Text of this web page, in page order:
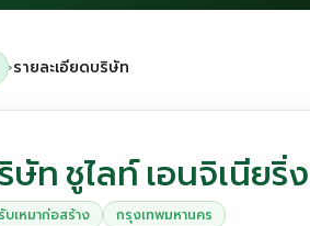
›รายละเอียดบริษัท
ษัท ชูไลท์ เอนจิเนียริ่
บเหมาก่อสร้าง กรุงเทพมหานคร